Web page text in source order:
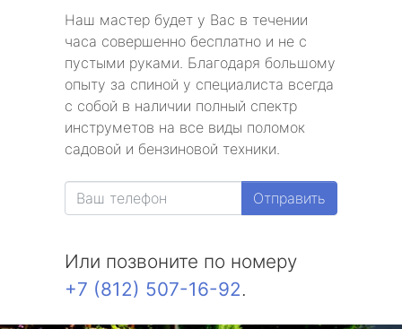
Наш мастер будет у Вас в течении
часа совершенно бесплатно и не с
пустыми руками. Благодаря большому
опыту за спиной у специалиста всегда
с собой в наличии полный спектр
инструметов на все виды поломок
садовой и бензиновой техники.
Отправить
Или позвоните по номеру
+7 (812) 507-16-92.